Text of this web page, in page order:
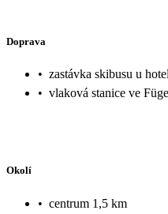
Doprava
• zastávka skibusu u
• vlaková stanice ve
Okolí
• centrum 1,5 km